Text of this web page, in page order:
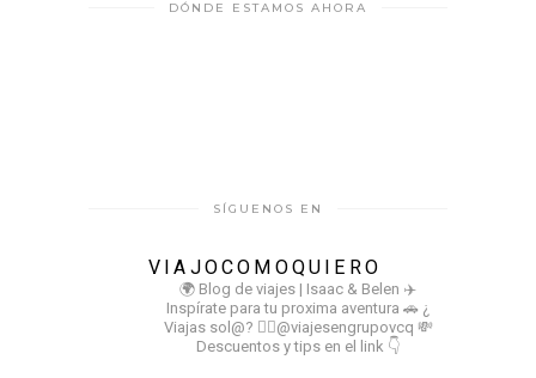
DÓNDE ESTAMOS AHORA
SÍGUENOS EN
VIAJOCOMOQUIERO
🌍 Blog de viajes | Isaac & Belen ✈️
Inspírate para tu proxima aventura 🚗 ¿
Viajas sol@? 👉🏻@viajesengrupovcq 💸
Descuentos y tips en el link 👇